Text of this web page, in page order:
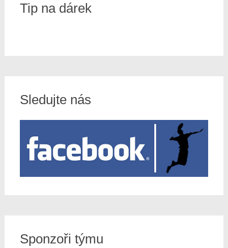
Tip na dárek
Sledujte nás
Sponzoři týmu